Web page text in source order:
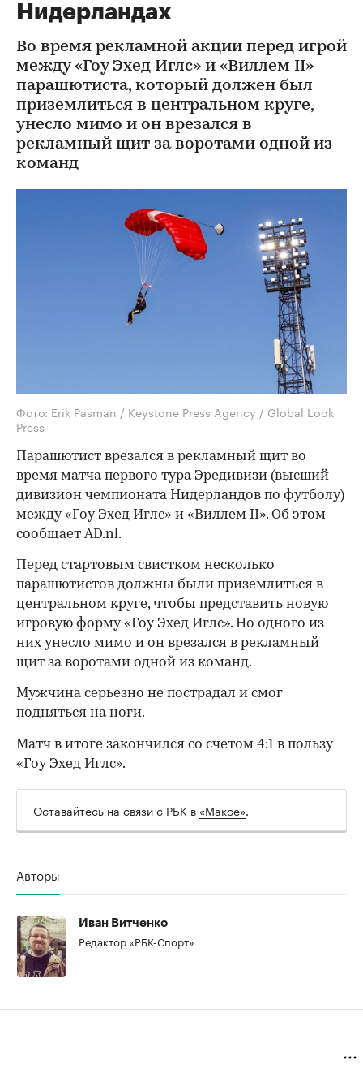
Нидерландах
Во время рекламной акции перед игрой
между «Гоу Эхед Иглс» и «Виллем II»
парашютиста, который должен был
приземлиться в центральном круге,
унесло мимо и он врезался в
рекламный щит за воротами одной из
команд
Фото: Erik Pasman / Keystone Press Agency / Global Look
Press
Парашютист врезался в рекламный щит во
время матча первого тура Эредивизи (высший
дивизион чемпионата Нидерландов по футболу)
между «Гоу Эхед Иглс» и «Виллем II». Об этом
сообщает AD.nl.
Перед стартовым свистком несколько
парашютистов должны были приземлиться в
центральном круге, чтобы представить новую
игровую форму «Гоу Эхед Иглс». Но одного из
них унесло мимо и он врезался в рекламный
щит за воротами одной из команд.
Мужчина серьезно не пострадал и смог
подняться на ноги.
Матч в итоге закончился со счетом 4:1 в пользу
«Гоу Эхед Иглс».
Оставайтесь на связи с РБК в «Максе».
Авторы
Иван Витченко
Редактор «РБК-Спорт»